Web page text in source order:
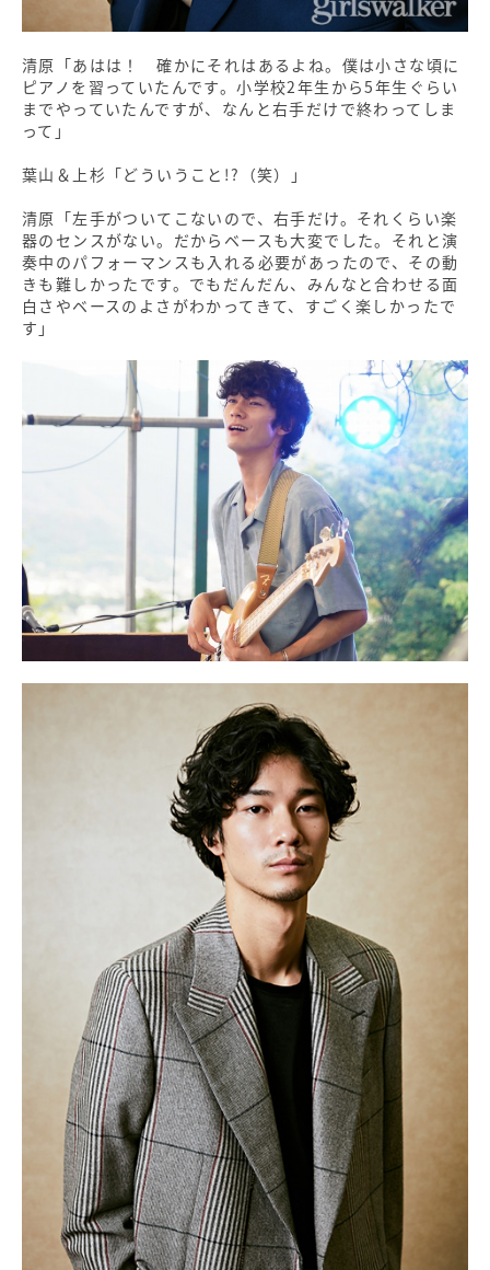
清原「あはは！ 確かにそれはあるよね。僕は小さな頃に
ピアノを習っていたんです。小学校2年生から5年生ぐらい
までやっていたんですが、なんと右手だけで終わってしま
って」
葉山＆上杉「どういうこと!?（笑）」
清原「左手がついてこないので、右手だけ。それくらい楽
器のセンスがない。だからベースも大変でした。それと演
奏中のパフォーマンスも入れる必要があったので、その動
きも難しかったです。でもだんだん、みんなと合わせる面
白さやベースのよさがわかってきて、すごく楽しかったで
す」